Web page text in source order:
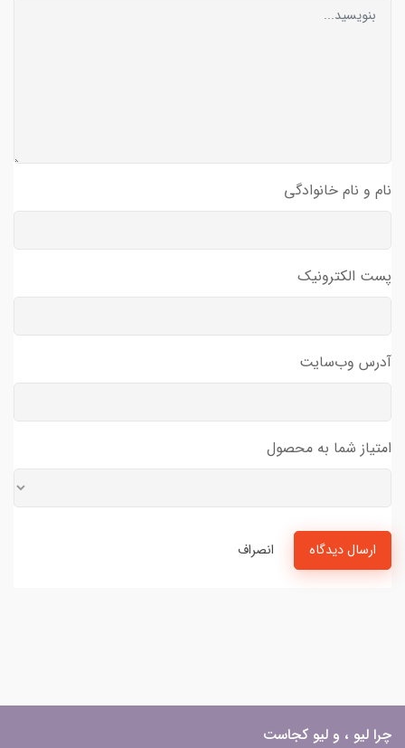
نام و نام خانوادگی
پست الکترونیک
آدرس وب‌سایت
امتیاز شما به محصول
ارسال دیدگاه انصراف
چرا لیو ، و لیو کجاست